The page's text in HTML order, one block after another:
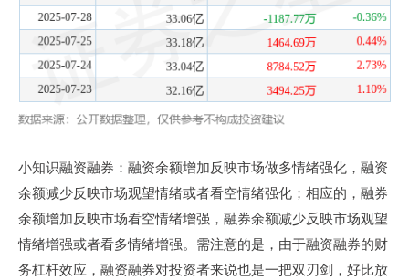
小知识融资融券：融资余额增加反映市场做多情绪强化，融资
余额减少反映市场观望情绪或者看空情绪强化；相应的，融券
余额增加反映市场看空情绪增强，融券余额减少反映市场观望
情绪增强或者看多情绪增强。需注意的是，由于融资融券的财
务杠杆效应，融资融券对投资者来说也是一把双刃剑，好比放